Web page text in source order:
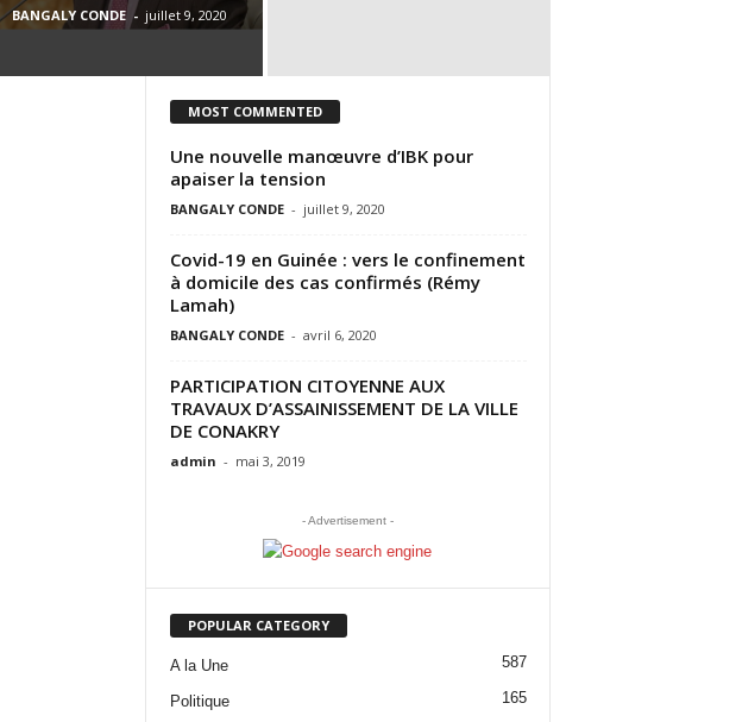
BANGALY CONDE - juillet 9, 2020
MOST COMMENTED
Une nouvelle manœuvre d’IBK pour
apaiser la tension
BANGALY CONDE - juillet 9, 2020
Covid-19 en Guinée : vers le confinement
à domicile des cas confirmés (Rémy
Lamah)
BANGALY CONDE - avril 6, 2020
PARTICIPATION CITOYENNE AUX
TRAVAUX D’ASSAINISSEMENT DE LA VILLE
DE CONAKRY
admin - mai 3, 2019
- Advertisement -
POPULAR CATEGORY
A la Une 587
Politique 165